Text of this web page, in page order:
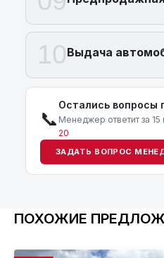
10Выдача
📞
Остались вопросы
Менеджер ответит за 15
20
ЗАДАТЬ ВОПРОС
ПОХОЖИЕ